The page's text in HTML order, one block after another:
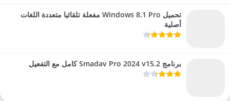
تحميل Windows 8.1 Pro مفعلة تلقائيا متعددة اللغات
أصلية
برنامج Smadav Pro 2024 v15.2 كامل مع التفعيل